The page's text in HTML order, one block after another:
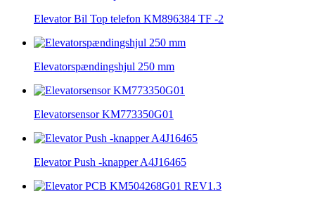
Elevator Bil Top telefon KM896384 TF -2
Elevatorspændingshjul 250 mm
Elevatorsensor KM773350G01
Elevator Push -knapper A4J16465